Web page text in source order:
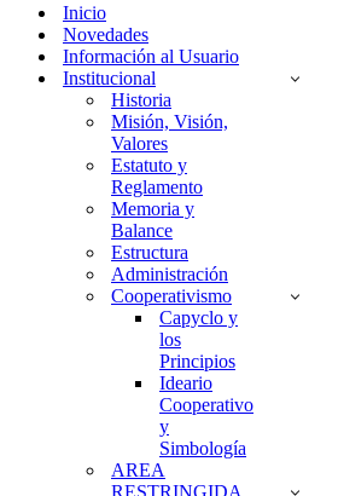
Inicio
Novedades
Información al Usuario
Institucional
Historia
Misión, Visión,
Valores
Estatuto y
Reglamento
Memoria y
Balance
Estructura
Administración
Cooperativismo
Capyclo y
los
Principios
Ideario
Cooperativo
y
Simbología
AREA
RESTRINGIDA